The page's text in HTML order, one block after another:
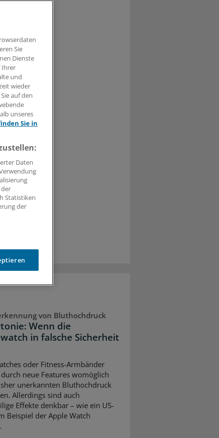
haben.
»
von Bluthochdruck
Wenn die
in falsche Sicherheit
oder Fitness-Armbänder
neue Features womöglich
unerkannten Bluthochdruck
Allerdings sind auch
Effekte denkbar – wie ein US-
Beispiel der Apple Watch
Sie
Dienste
Ihrer
und
wieder
auf den
unseres
Sie in
Daten
Statistiken
der